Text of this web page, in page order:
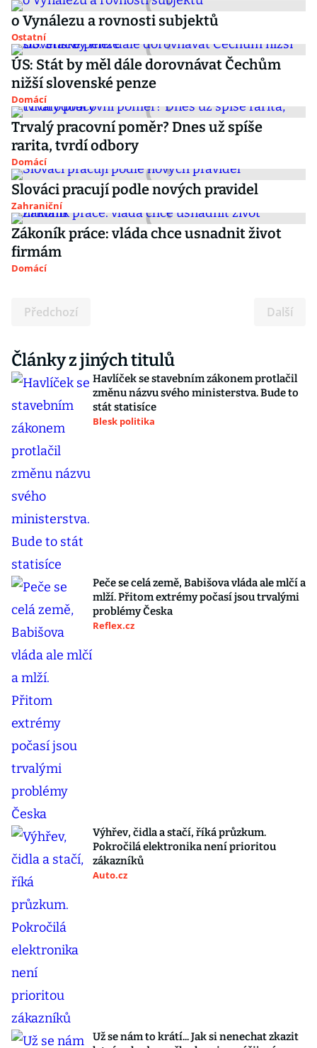
o Vynálezu a rovnosti subjektů
Ostatní
ÚS: Stát by měl dále dorovnávat Čechům
nižší slovenské penze
Domácí
Trvalý pracovní poměr? Dnes už spíše
rarita, tvrdí odbory
Domácí
Slováci pracují podle nových pravidel
Zahraniční
Zákoník práce: vláda chce usnadnit život
firmám
Domácí
Předchozí Další
Články z jiných titulů
Havlíček se stavebním zákonem protlačil
změnu názvu svého ministerstva. Bude to
stát statisíce
Blesk politika
Peče se celá země, Babišova vláda ale mlčí a
mlží. Přitom extrémy počasí jsou trvalými
problémy Česka
Reflex.cz
Výhřev, čidla a stačí, říká průzkum.
Pokročilá elektronika není prioritou
zákazníků
Auto.cz
Už se nám to krátí... Jak si nenechat zkazit